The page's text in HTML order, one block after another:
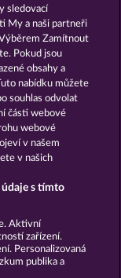
údajů
dotazy
sledovací
My a naši partneři
Zamítnout
Pokud jsou
obsahy a
nabídku můžete
souhlas odvolat
části webové
webové
v našem
v našich
údaje s tímto
Aktivní
zařízení.
Personalizovaná
publika a